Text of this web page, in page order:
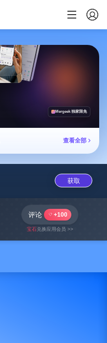
Mergeek 独家限免
查看全部
获取
评论 +100
宝石兑换应用会员 >>